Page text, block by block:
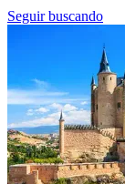
Seguir buscando